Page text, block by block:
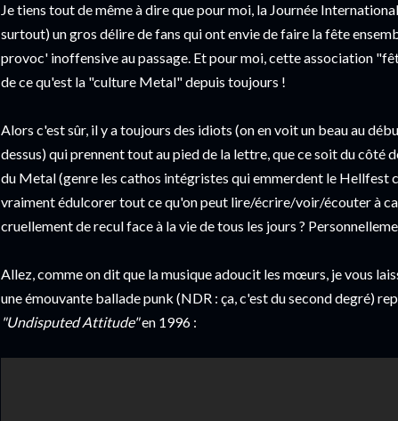
Je tiens tout de même à dire que pour moi, la Journée
surtout) un gros délire de fans qui ont envie de faire la fête
provoc' inoffensive au passage. Et pour moi, cette association
de ce qu'est la "culture Metal" depuis toujours !
Alors c'est sûr, il y a toujours des idiots (on en voit un beau au
dessus) qui prennent tout au pied de la lettre, que ce soit du côté
du Metal (genre les cathos intégristes qui emmerdent le Hellfest
vraiment édulcorer tout ce qu'on peut lire/écrire/voir/écouter à
cruellement de recul face à la vie de tous les jours ?
Allez, comme on dit que la musique adoucit les mœurs, je vous
une émouvante ballade punk (NDR : ça, c'est du second degré)
"Undisputed Attitude"en 1996 :